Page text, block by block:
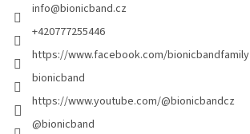
info@bionicband.cz
+420777255446
https://www.facebook.com/bionicbandfamily
bionicband
https://www.youtube.com/@bionicbandcz
@bionicband